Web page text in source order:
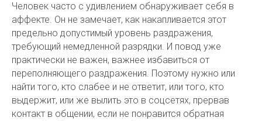
Человек часто с удивлением обнаруживает себя в
аффекте. Он не замечает, как накапливается этот
предельно допустимый уровень раздражения,
требующий немедленной разрядки. И повод уже
практически не важен, важнее избавиться от
переполняющего раздражения. Поэтому нужно или
найти того, кто слабее и не ответит, или того, кто
выдержит, или же вылить это в соцсетях, прервав
контакт в общении, если не понравится обратная